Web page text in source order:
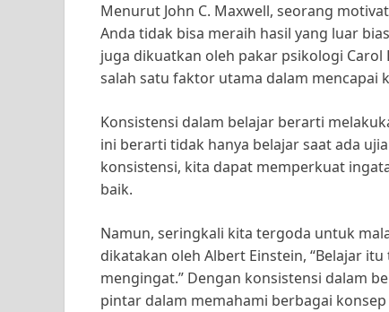
Menurut John C. Maxwell, seorang
Anda tidak bisa meraih hasil yang luar
juga dikuatkan oleh pakar psikologi
salah satu faktor utama dalam mencapai
Konsistensi dalam belajar berarti
ini berarti tidak hanya belajar saat ada
konsistensi, kita dapat memperkuat
baik.
Namun, seringkali kita tergoda untuk
dikatakan oleh Albert Einstein, “Belajar
mengingat.” Dengan konsistensi dalam
pintar dalam memahami berbagai